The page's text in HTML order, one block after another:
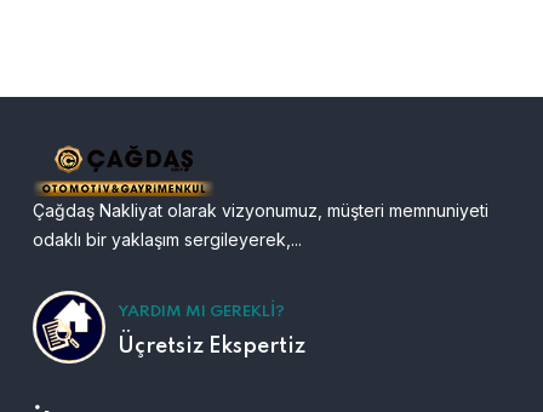
Çağdaş Nakliyat olarak vizyonumuz, müşteri memnuniyeti
odaklı bir yaklaşım sergileyerek,...
YARDIM MI GEREKLI?
Üçretsiz Ekspertiz